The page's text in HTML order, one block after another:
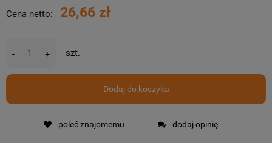
Cena netto: 26,66 zł
- + szt.
Dodaj do koszyka
poleć znajomemu dodaj opinię